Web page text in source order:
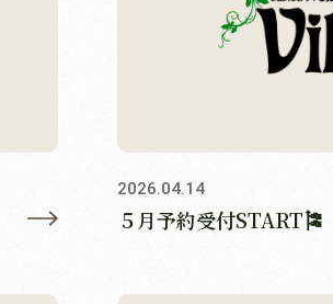
2026.04.14
５月予約受付START🎏